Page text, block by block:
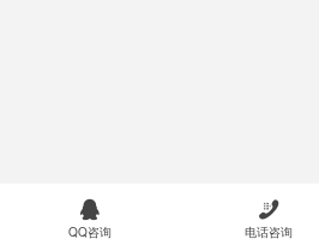

QQ咨询

电话咨询